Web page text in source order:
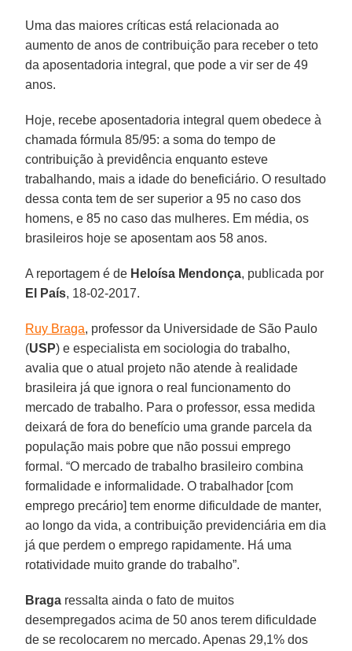
Uma das maiores críticas está relacionada ao
aumento de anos de contribuição para receber o teto
da aposentadoria integral, que pode a vir ser de 49
anos.
Hoje, recebe aposentadoria integral quem obedece à
chamada fórmula 85/95: a soma do tempo de
contribuição à previdência enquanto esteve
trabalhando, mais a idade do beneficiário. O resultado
dessa conta tem de ser superior a 95 no caso dos
homens, e 85 no caso das mulheres. Em média, os
brasileiros hoje se aposentam aos 58 anos.
A reportagem é de Heloísa Mendonça, publicada por
El País, 18-02-2017.
Ruy Braga, professor da Universidade de São Paulo
(USP) e especialista em sociologia do trabalho,
avalia que o atual projeto não atende à realidade
brasileira já que ignora o real funcionamento do
mercado de trabalho. Para o professor, essa medida
deixará de fora do benefício uma grande parcela da
população mais pobre que não possui emprego
formal. “O mercado de trabalho brasileiro combina
formalidade e informalidade. O trabalhador [com
emprego precário] tem enorme dificuldade de manter,
ao longo da vida, a contribuição previdenciária em dia
já que perdem o emprego rapidamente. Há uma
rotatividade muito grande do trabalho”.
Braga ressalta ainda o fato de muitos
desempregados acima de 50 anos terem dificuldade
de se recolocarem no mercado. Apenas 29,1% dos